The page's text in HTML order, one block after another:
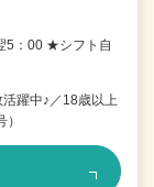
5：00 ★シフト自
躍中♪／18歳以上